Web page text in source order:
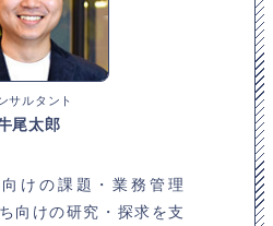
サルタント
尾太郎
けの課題・業務管理
向けの研究・探求を支